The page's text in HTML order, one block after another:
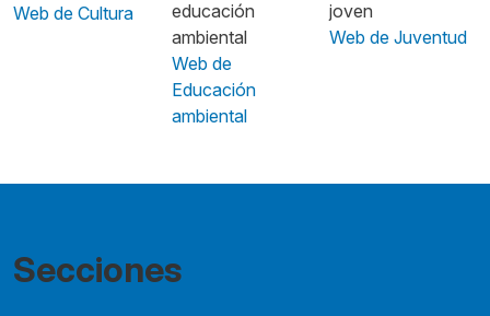
Web de Cultura
Web de
Educación
ambiental
Web de Juventud
Secciones